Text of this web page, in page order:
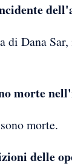
di Dana
morte
morte.
delle